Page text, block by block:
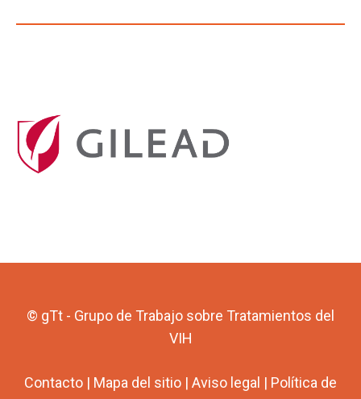
© gTt - Grupo de Trabajo sobre Tratamientos del
VIH
Contacto | Mapa del sitio | Aviso legal | Política de